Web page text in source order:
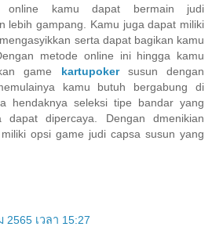
online kamu dapat bermain judi
lebih gampang. Kamu juga dapat miliki
serta dapat bagikan kamu
metode online ini hingga kamu
game kartupokersusun dengan
kamu butuh bergabung di
hendaknya seleksi tipe bandar yang
dipercaya. Dengan dmenikian
opsi game judi capsa susun yang
2565 เวลา 15:27